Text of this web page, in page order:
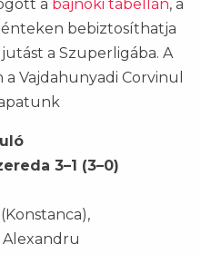
a bajnoki tabellán, a
bebiztosíthatja
a Szuperligába. A
Vajdahunyadi Corvinul
3–1 (3–0)
Alexandru